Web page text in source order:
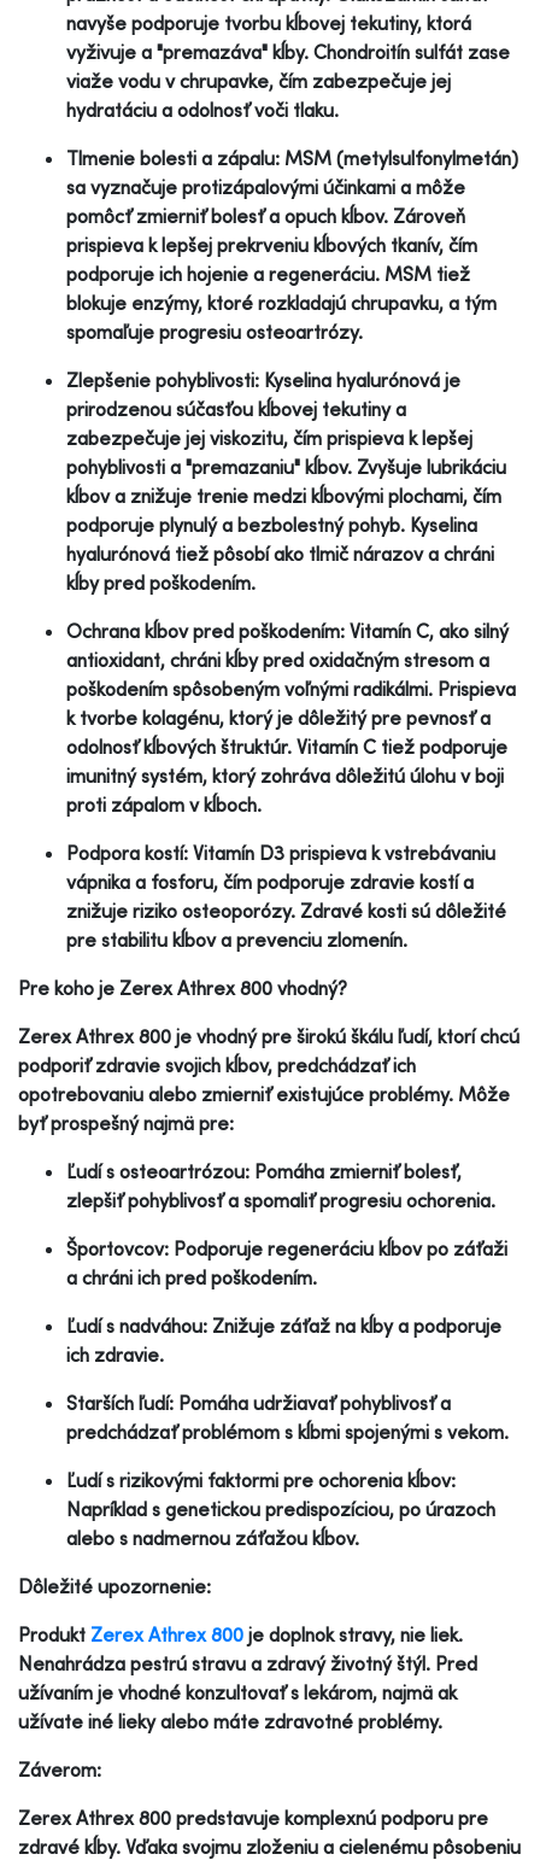
navyše podporuje tvorbu kĺbovej tekutiny, ktorá
vyživuje a "premazáva" kĺby. Chondroitín sulfát zase
viaže vodu v chrupavke, čím zabezpečuje jej
hydratáciu a odolnosť voči tlaku.
Tlmenie bolesti a zápalu: MSM (metylsulfonylmetán)
sa vyznačuje protizápalovými účinkami a môže
pomôcť zmierniť bolesť a opuch kĺbov. Zároveň
prispieva k lepšej prekrveniu kĺbových tkanív, čím
podporuje ich hojenie a regeneráciu. MSM tiež
blokuje enzýmy, ktoré rozkladajú chrupavku, a tým
spomaľuje progresiu osteoartrózy.
Zlepšenie pohyblivosti: Kyselina hyalurónová je
prirodzenou súčasťou kĺbovej tekutiny a
zabezpečuje jej viskozitu, čím prispieva k lepšej
pohyblivosti a "premazaniu" kĺbov. Zvyšuje lubrikáciu
kĺbov a znižuje trenie medzi kĺbovými plochami, čím
podporuje plynulý a bezbolestný pohyb. Kyselina
hyalurónová tiež pôsobí ako tlmič nárazov a chráni
kĺby pred poškodením.
Ochrana kĺbov pred poškodením: Vitamín C, ako silný
antioxidant, chráni kĺby pred oxidačným stresom a
poškodením spôsobeným voľnými radikálmi. Prispieva
k tvorbe kolagénu, ktorý je dôležitý pre pevnosť a
odolnosť kĺbových štruktúr. Vitamín C tiež podporuje
imunitný systém, ktorý zohráva dôležitú úlohu v boji
proti zápalom v kĺboch.
Podpora kostí: Vitamín D3 prispieva k vstrebávaniu
vápnika a fosforu, čím podporuje zdravie kostí a
znižuje riziko osteoporózy. Zdravé kosti sú dôležité
pre stabilitu kĺbov a prevenciu zlomenín.
Pre koho je Zerex Athrex 800 vhodný?
Zerex Athrex 800 je vhodný pre širokú škálu ľudí, ktorí chcú
podporiť zdravie svojich kĺbov, predchádzať ich
opotrebovaniu alebo zmierniť existujúce problémy. Môže
byť prospešný najmä pre:
Ľudí s osteoartrózou: Pomáha zmierniť bolesť,
zlepšiť pohyblivosť a spomaliť progresiu ochorenia.
Športovcov: Podporuje regeneráciu kĺbov po záťaži
a chráni ich pred poškodením.
Ľudí s nadváhou: Znižuje záťaž na kĺby a podporuje
ich zdravie.
Starších ľudí: Pomáha udržiavať pohyblivosť a
predchádzať problémom s kĺbmi spojenými s vekom.
Ľudí s rizikovými faktormi pre ochorenia kĺbov:
Napríklad s genetickou predispozíciou, po úrazoch
alebo s nadmernou záťažou kĺbov.
Dôležité upozornenie:
Produkt Zerex Athrex 800 je doplnok stravy, nie liek.
Nenahrádza pestrú stravu a zdravý životný štýl. Pred
užívaním je vhodné konzultovať s lekárom, najmä ak
užívate iné lieky alebo máte zdravotné problémy.
Záverom:
Zerex Athrex 800 predstavuje komplexnú podporu pre
zdravé kĺby. Vďaka svojmu zloženiu a cielenému pôsobeniu